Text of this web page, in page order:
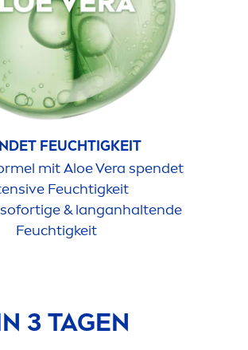
FEUCHTIGKEIT
mit Aloe Vera spendet
Feuchtigkeit
& langanhaltende
Feuchtigkeit
3 TAGEN